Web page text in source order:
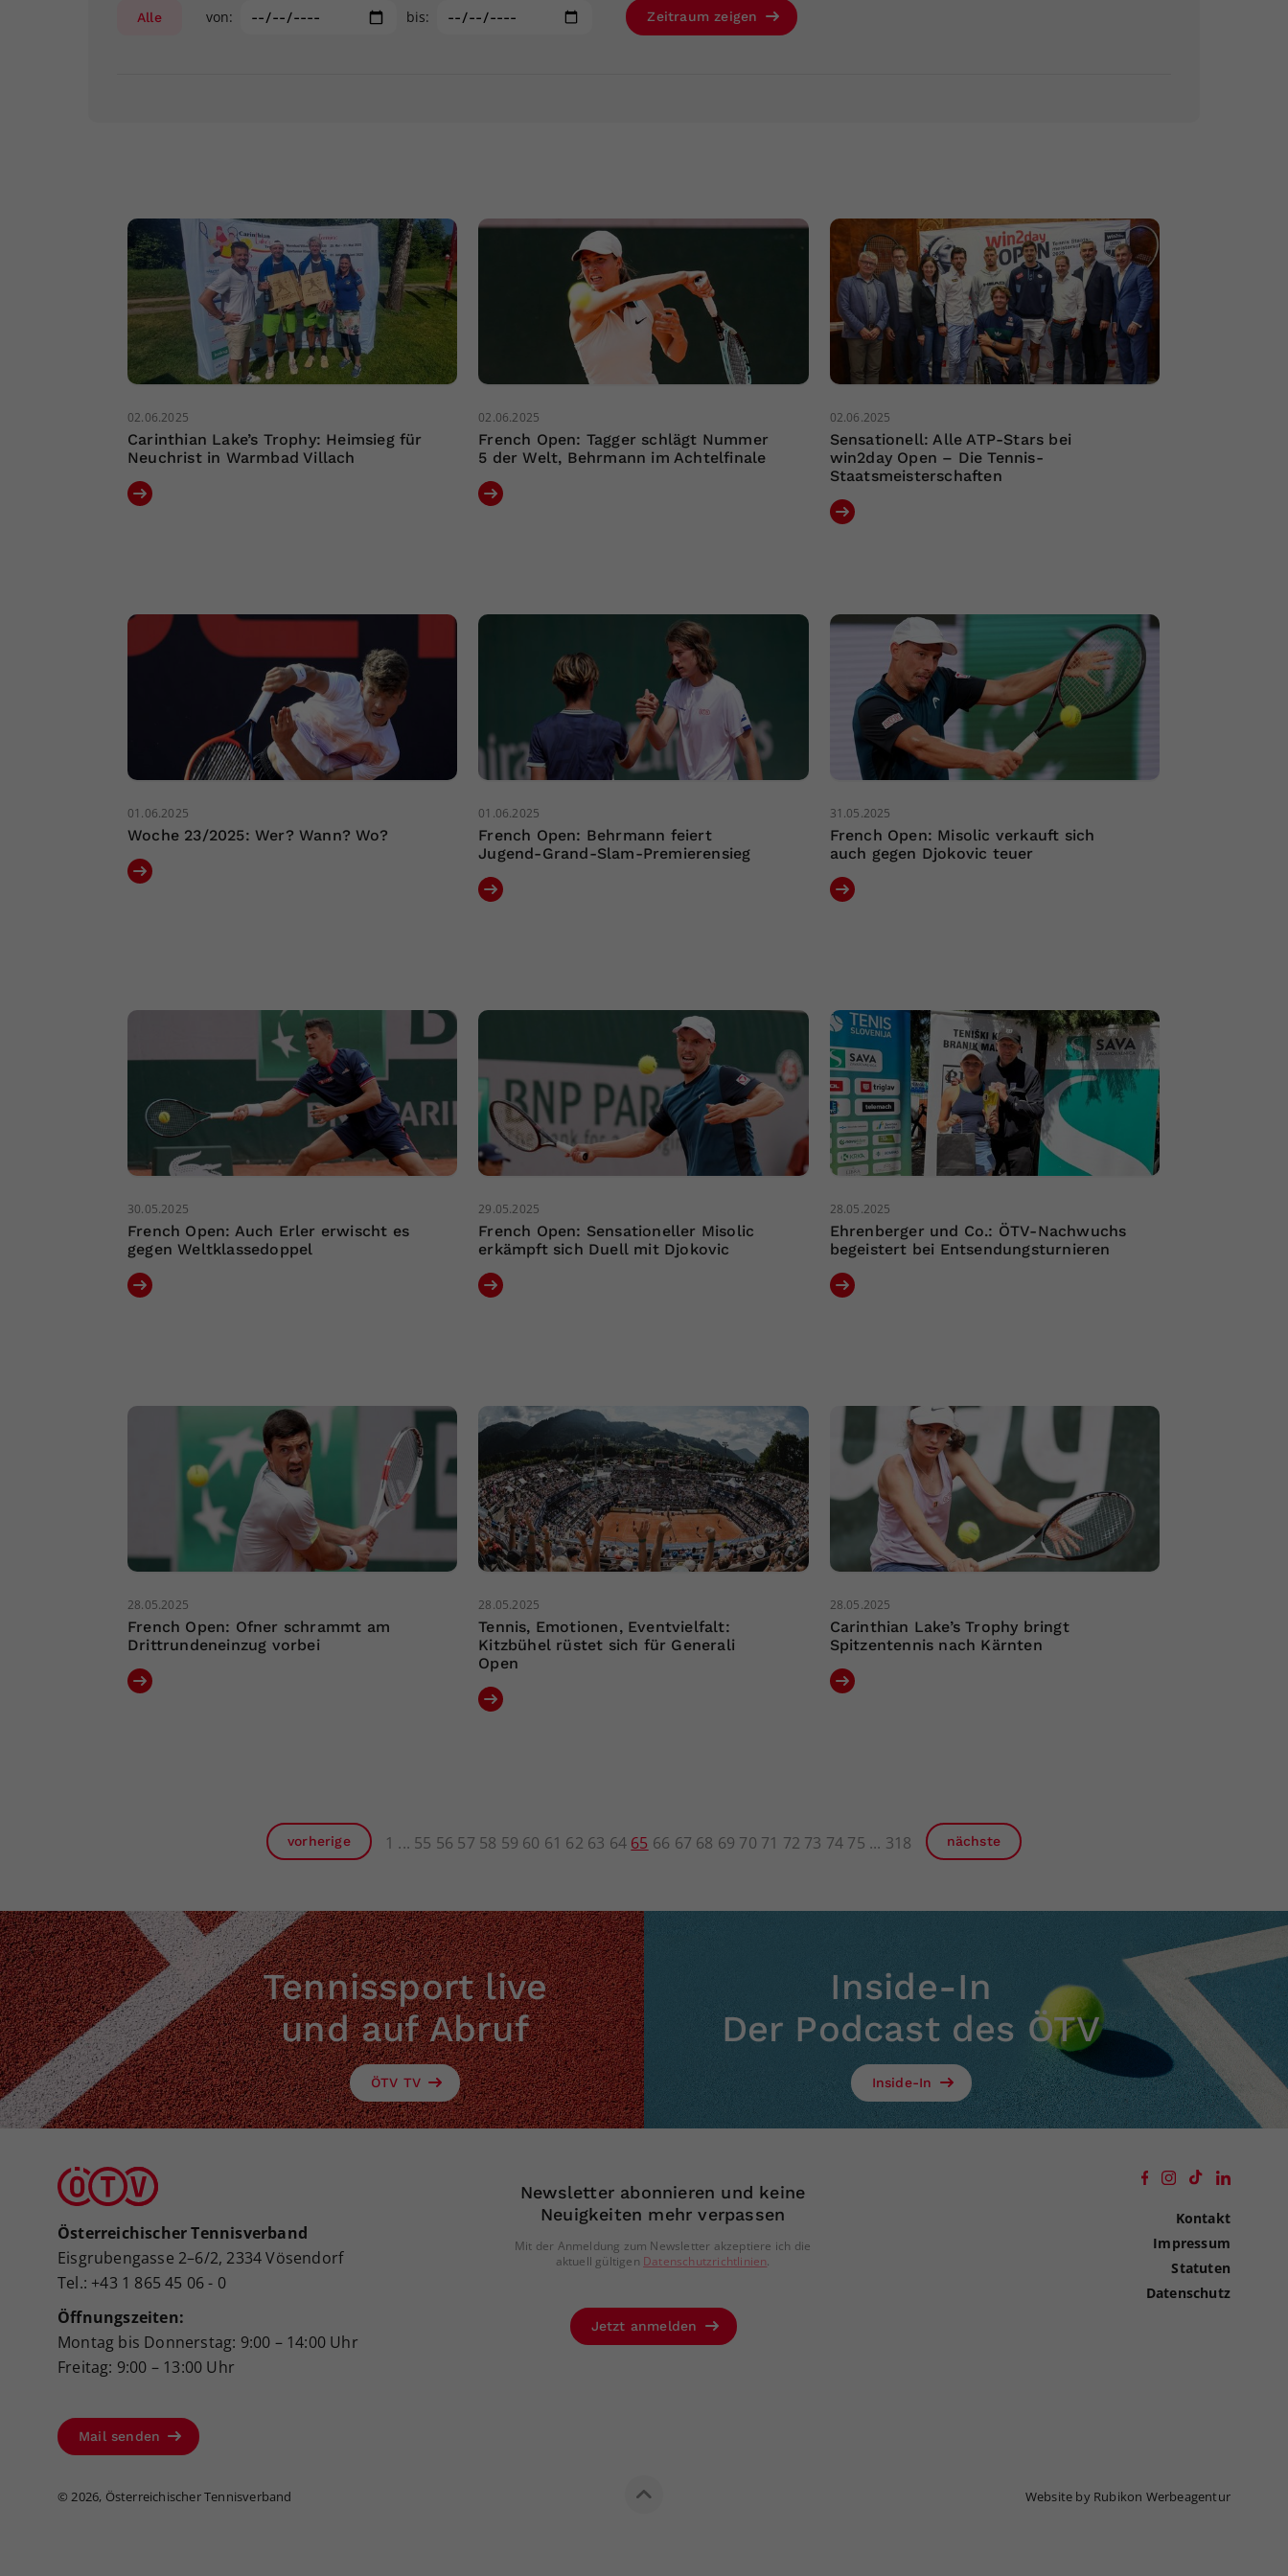
Alle von: bis: Zeitraum zeigen
02.06.2025
Carinthian Lake’s Trophy: Heimsieg für
Neuchrist in Warmbad Villach
02.06.2025
French Open: Tagger schlägt Nummer
5 der Welt, Behrmann im Achtelfinale
02.06.2025
Sensationell: Alle ATP-Stars bei
win2day Open – Die Tennis-
Staatsmeisterschaften
01.06.2025
Woche 23/2025: Wer? Wann? Wo?
01.06.2025
French Open: Behrmann feiert
Jugend-Grand-Slam-Premierensieg
31.05.2025
French Open: Misolic verkauft sich
auch gegen Djokovic teuer
30.05.2025
French Open: Auch Erler erwischt es
gegen Weltklassedoppel
29.05.2025
French Open: Sensationeller Misolic
erkämpft sich Duell mit Djokovic
28.05.2025
Ehrenberger und Co.: ÖTV-Nachwuchs
begeistert bei Entsendungsturnieren
28.05.2025
French Open: Ofner schrammt am
Drittrundeneinzug vorbei
28.05.2025
Tennis, Emotionen, Eventvielfalt:
Kitzbühel rüstet sich für Generali
Open
28.05.2025
Carinthian Lake’s Trophy bringt
Spitzentennis nach Kärnten
vorherige 1 55 56 57 58 59 60 61 62 63 64 65 66 67 68 69 70 71 72 73 74 75 318 nächste
Tennissport live
und auf Abruf
ÖTV TV
Inside-In
Der Podcast des ÖTV
Inside-In
Österreichischer Tennisverband
Eisgrubengasse 2–6/2, 2334 Vösendorf
Tel.: +43 1 865 45 06 - 0
Öffnungszeiten:
Montag bis Donnerstag: 9:00 – 14:00 Uhr
Freitag: 9:00 – 13:00 Uhr
Mail senden
Newsletter abonnieren und keine
Neuigkeiten mehr verpassen
Mit der Anmeldung zum Newsletter akzeptiere ich die
aktuell gültigen Datenschutzrichtlinien.
Jetzt anmelden
Kontakt
Impressum
Statuten
Datenschutz
© 2026, Österreichischer Tennisverband Website by Rubikon Werbeagentur
Ihrer vorgenommen Einstellungen, falls der